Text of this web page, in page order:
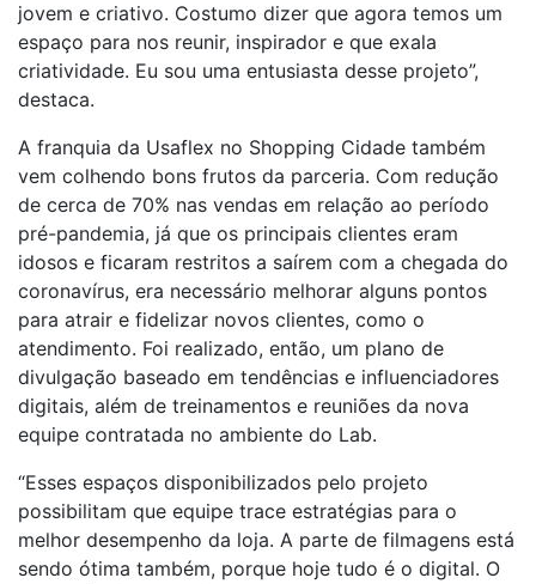
jovem e criativo. Costumo dizer que agora temos um
espaço para nos reunir, inspirador e que exala
criatividade. Eu sou uma entusiasta desse projeto”,
destaca.
A franquia da Usaflex no Shopping Cidade também
vem colhendo bons frutos da parceria. Com redução
de cerca de 70% nas vendas em relação ao período
pré-pandemia, já que os principais clientes eram
idosos e ficaram restritos a saírem com a chegada do
coronavírus, era necessário melhorar alguns pontos
para atrair e fidelizar novos clientes, como o
atendimento. Foi realizado, então, um plano de
divulgação baseado em tendências e influenciadores
digitais, além de treinamentos e reuniões da nova
equipe contratada no ambiente do Lab.
“Esses espaços disponibilizados pelo projeto
possibilitam que equipe trace estratégias para o
melhor desempenho da loja. A parte de filmagens está
sendo ótima também, porque hoje tudo é o digital. O